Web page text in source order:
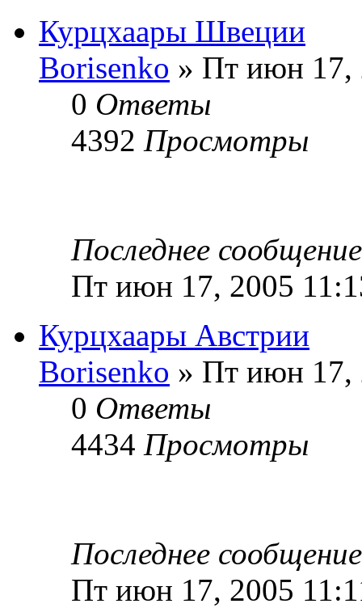
Курцхаары Швеции
Borisenko » Пт июн 17,
0 Ответы
4392 Просмотры
Последнее
Пт июн 17, 2005
Курцхаары Австрии
Borisenko » Пт июн 17,
0 Ответы
4434 Просмотры
Последнее
Пт июн 17, 2005